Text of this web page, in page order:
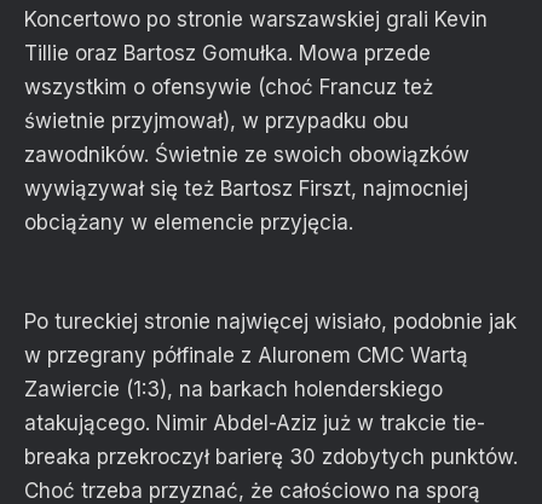
Koncertowo po stronie warszawskiej grali Kevin
Tillie oraz Bartosz Gomułka. Mowa przede
wszystkim o ofensywie (choć Francuz też
świetnie przyjmował), w przypadku obu
zawodników. Świetnie ze swoich obowiązków
wywiązywał się też Bartosz Firszt, najmocniej
obciążany w elemencie przyjęcia.
Po tureckiej stronie najwięcej wisiało, podobnie jak
w przegrany półfinale z Aluronem CMC Wartą
Zawiercie (1:3), na barkach holenderskiego
atakującego. Nimir Abdel-Aziz już w trakcie tie-
breaka przekroczył barierę 30 zdobytych punktów.
Choć trzeba przyznać, że całościowo na sporą